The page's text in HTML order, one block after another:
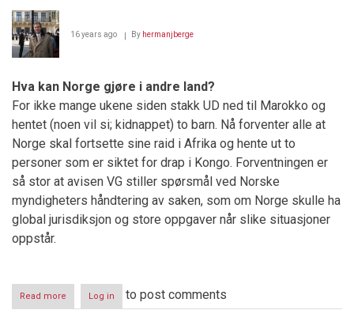
16 years ago By hermanjberge
Hva kan Norge gjøre i andre land?
For ikke mange ukene siden stakk UD ned til Marokko og
hentet (noen vil si; kidnappet) to barn. Nå forventer alle at
Norge skal fortsette sine raid i Afrika og hente ut to
personer som er siktet for drap i Kongo. Forventningen er
så stor at avisen VG stiller spørsmål ved Norske
myndigheters håndtering av saken, som om Norge skulle ha
global jurisdiksjon og store oppgaver når slike situasjoner
oppstår.
Read more about
Kongo-
Log in to post comments